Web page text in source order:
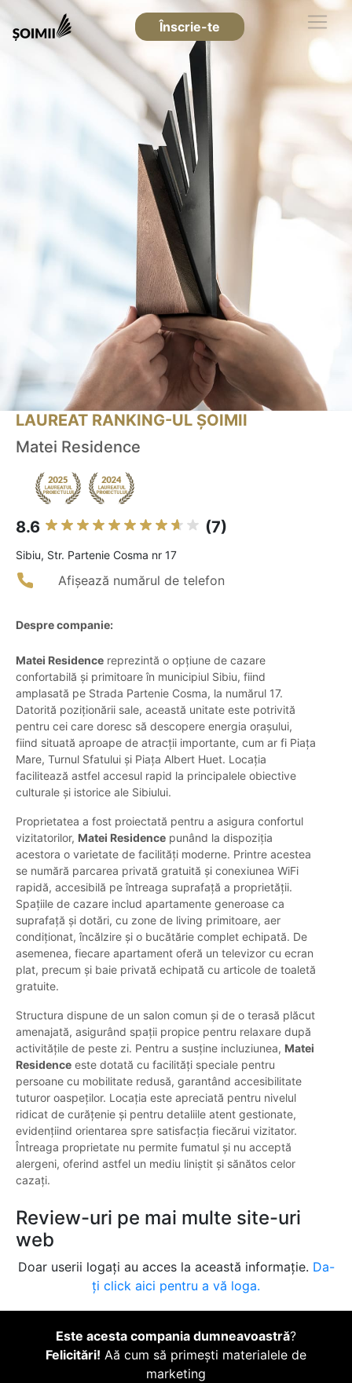
Înscrie-te
LAUREAT RANKING-UL ȘOIMII
Matei Residence
8.6 (7)
Sibiu, Str. Partenie Cosma nr 17
Afișează numărul de telefon
Despre companie:
Matei Residence reprezintă o opțiune de cazare
confortabilă și primitoare în municipiul Sibiu, fiind
amplasată pe Strada Partenie Cosma, la numărul 17.
Datorită poziționării sale, această unitate este potrivită
pentru cei care doresc să descopere energia orașului,
fiind situată aproape de atracții importante, cum ar fi Piața
Mare, Turnul Sfatului și Piața Albert Huet. Locația
facilitează astfel accesul rapid la principalele obiective
culturale și istorice ale Sibiului.
Proprietatea a fost proiectată pentru a asigura confortul
vizitatorilor, Matei Residence punând la dispoziția
acestora o varietate de facilități moderne. Printre acestea
se numără parcarea privată gratuită și conexiunea WiFi
rapidă, accesibilă pe întreaga suprafață a proprietății.
Spațiile de cazare includ apartamente generoase ca
suprafață și dotări, cu zone de living primitoare, aer
condiționat, încălzire și o bucătărie complet echipată. De
asemenea, fiecare apartament oferă un televizor cu ecran
plat, precum și baie privată echipată cu articole de toaletă
gratuite.
Structura dispune de un salon comun și de o terasă plăcut
amenajată, asigurând spații propice pentru relaxare după
activitățile de peste zi. Pentru a susține incluziunea, Matei
Residence este dotată cu facilități speciale pentru
persoane cu mobilitate redusă, garantând accesibilitate
tuturor oaspeților. Locația este apreciată pentru nivelul
ridicat de curățenie și pentru detaliile atent gestionate,
evidențiind orientarea spre satisfacția fiecărui vizitator.
Întreaga proprietate nu permite fumatul și nu acceptă
alergeni, oferind astfel un mediu liniștit și sănătos celor
cazați.
Review-uri pe mai multe site-uri
web
Doar userii logați au acces la această informație. Da-
ți click aici pentru a vă loga.
Este acesta compania dumneavoastră?
Felicitări! Aă cum să primești materialele de
marketing